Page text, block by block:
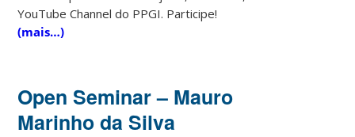
YouTube Channel do PPGI. Participe!
(mais…)
Open Seminar – Mauro
Marinho da Silva